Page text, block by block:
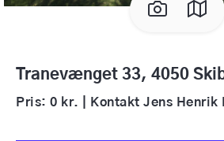
Tranevænget 33, 4050
Pris: 0 kr. | Kontakt Jens Henrik